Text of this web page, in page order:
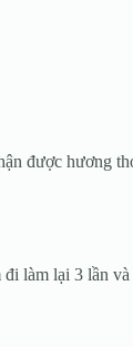
được hương
làm lại 3 lần